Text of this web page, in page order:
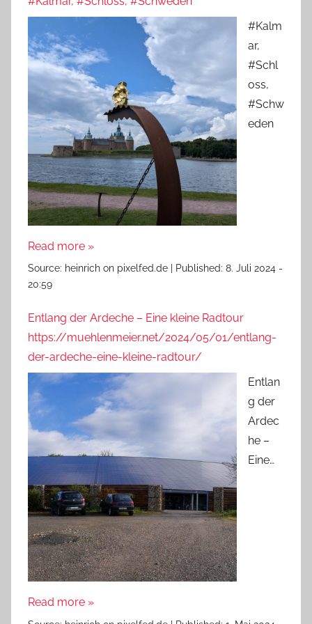
#Kalm
ar,
#Schl
oss,
#Schw
eden
Read more »
Source: heinrich on pixelfed.de Published: 8. Juli 2024 -
20:59
Entlang der Ardeche – Eine kleine Radtour
https://muehlenmeier.net/2024/05/01/entlang-
der-ardeche-eine-kleine-radtour/
Entlan
g der
Ardec
he –
Eine…
Read more »